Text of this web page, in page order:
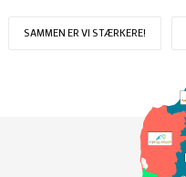
SAMMEN ER VI STÆRKERE!